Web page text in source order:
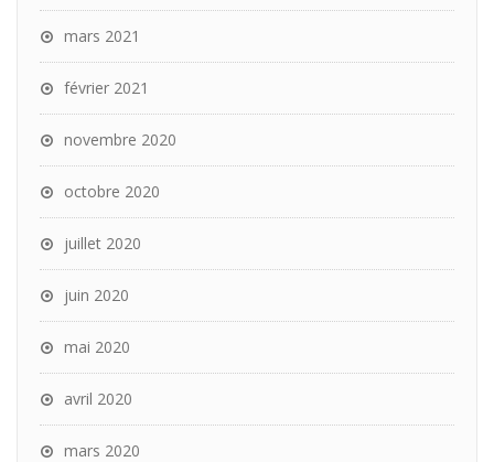
mars 2021
février 2021
novembre 2020
octobre 2020
juillet 2020
juin 2020
mai 2020
avril 2020
mars 2020